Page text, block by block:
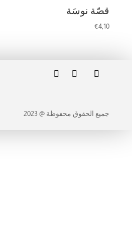
قصّة نوسَة
€4,10
جميع الحقوق محفوظة @ 2023